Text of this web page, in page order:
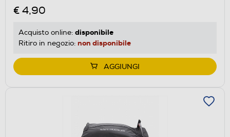
€ 4,90
Acquisto online: disponibile
Ritiro in negozio: non disponibile
AGGIUNGI